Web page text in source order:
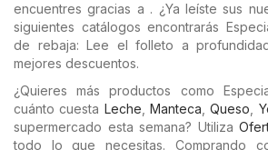
encuentres gracias a . ¿Ya leíste sus
siguientes catálogos encontrarás
de rebaja: Lee el folleto a
mejores descuentos.
¿Quieres más productos como
cuánto cuesta Leche ,Manteca ,Queso
supermercado esta semana? Utiliza
todo lo que necesitas. Comprando